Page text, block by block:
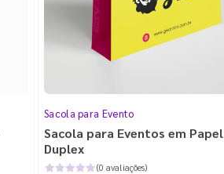
Sacola para Evento
Sacola para Eventos em Papel
Duplex
(0 avaliações)